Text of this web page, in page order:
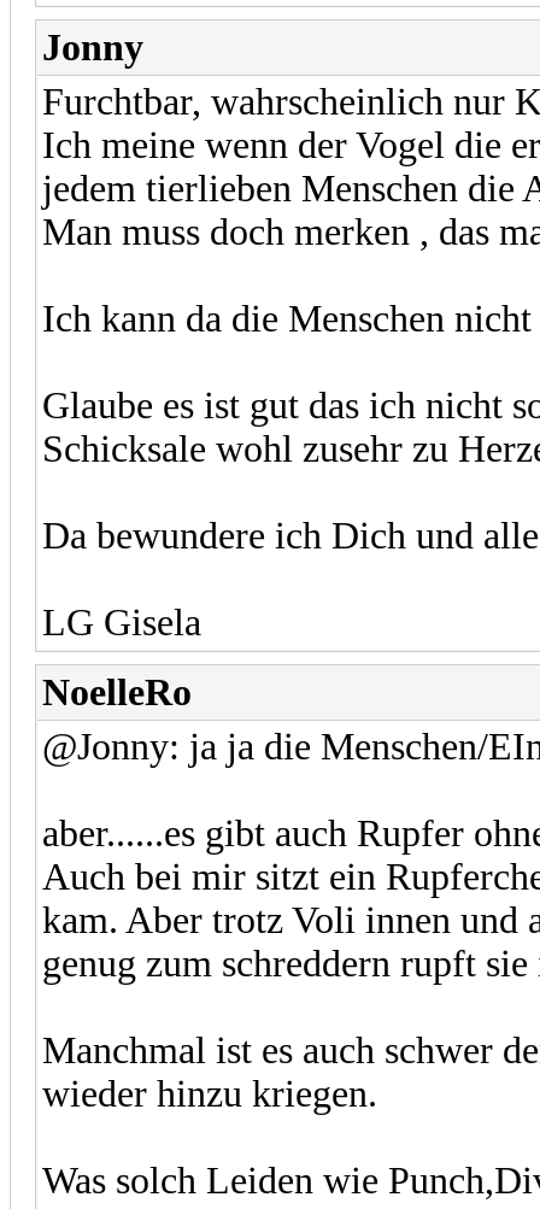
Jonny
Furchtbar, wahrscheinlich nur
Ich meine wenn der Vogel die
jedem tierlieben Menschen die
Man muss doch merken , das
Ich kann da die Menschen
Glaube es ist gut das ich nicht
Schicksale wohl zusehr zu
Da bewundere ich Dich und
LG Gisela
NoelleRo
@Jonny: ja ja die Menschen/
aber......es gibt auch Rupfer
Auch bei mir sitzt ein
kam. Aber trotz Voli innen und
genug zum schreddern rupft
Manchmal ist es auch schwer
wieder hinzu kriegen.
Was solch Leiden wie